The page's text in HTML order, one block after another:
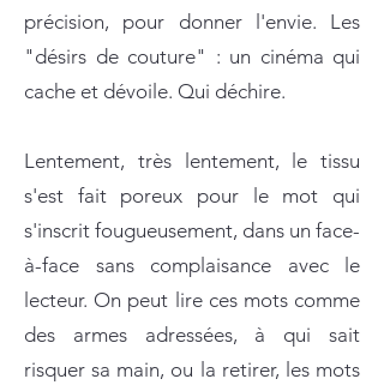
précision, pour donner l'envie. Les
"désirs de couture" : un cinéma qui
cache et dévoile. Qui déchire.
Lentement, très lentement, le tissu
s'est fait poreux pour le mot qui
s'inscrit fougueusement, dans un face-
à-face sans complaisance avec le
lecteur. On peut lire ces mots comme
des armes adressées, à qui sait
risquer sa main, ou la retirer, les mots